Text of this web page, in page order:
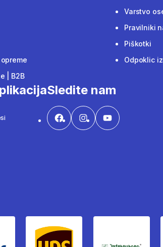
| B2B
Varstvo
Pravilniki
Piškotki
Odpoklic
Sledite nam